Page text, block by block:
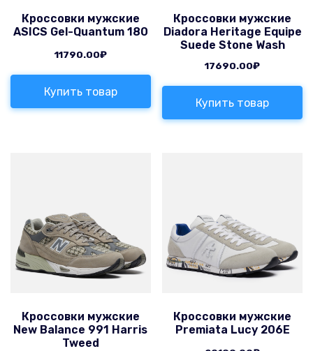
Кроссовки мужские
ASICS Gel-Quantum 180
11790.00₽
Купить товар
Кроссовки мужские
Diadora Heritage Equipe
Suede Stone Wash
17690.00₽
Купить товар
Кроссовки мужские
New Balance 991 Harris
Tweed
Кроссовки мужские
Premiata Lucy 206E